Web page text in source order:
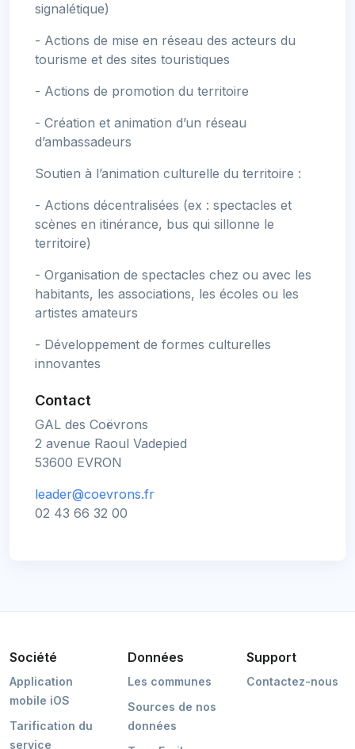
signalétique)
- Actions de mise en réseau des acteurs du
tourisme et des sites touristiques
- Actions de promotion du territoire
- Création et animation d’un réseau
d’ambassadeurs
Soutien à l’animation culturelle du territoire :
- Actions décentralisées (ex : spectacles et
scènes en itinérance, bus qui sillonne le
territoire)
- Organisation de spectacles chez ou avec les
habitants, les associations, les écoles ou les
artistes amateurs
- Développement de formes culturelles
innovantes
Contact
GAL des Coëvrons
2 avenue Raoul Vadepied
53600 EVRON
leader@coevrons.fr
02 43 66 32 00
Société
Application
mobile iOS
Tarification du
service
Données
Les communes
Sources de nos
données
Support
Contactez-nous